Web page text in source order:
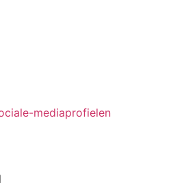
mediaprofielen